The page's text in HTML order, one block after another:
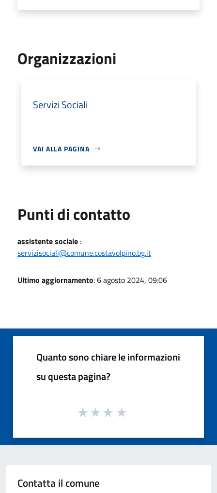
Organizzazioni
Servizi Sociali
VAI ALLA PAGINA
Punti di contatto
assistente sociale :
servizisociali@comune.costavolpino.bg.it
Ultimo aggiornamento: 6 agosto 2024, 09:06
Quanto sono chiare le informazioni
su questa pagina?
Contatta il comune